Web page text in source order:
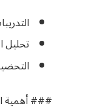
### أهمية